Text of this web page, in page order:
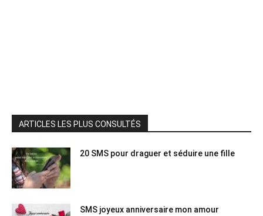
ARTICLES LES PLUS CONSULTÉS
20 SMS pour draguer et séduire une fille
SMS joyeux anniversaire mon amour